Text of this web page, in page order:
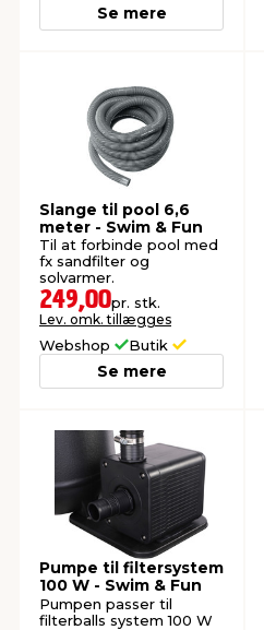
Se mere
Slange til pool 6,6
meter - Swim & Fun
Til at forbinde pool med
fx sandfilter og
solvarmer.
249,00pr. stk.
Lev. omk. tillægges
Webshop Butik
Se mere
Pumpe til filtersystem
100 W - Swim & Fun
Pumpen passer til
filterballs system 100 W